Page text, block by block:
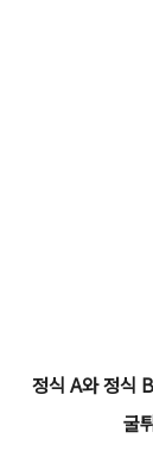
정식 A와 정식
굴